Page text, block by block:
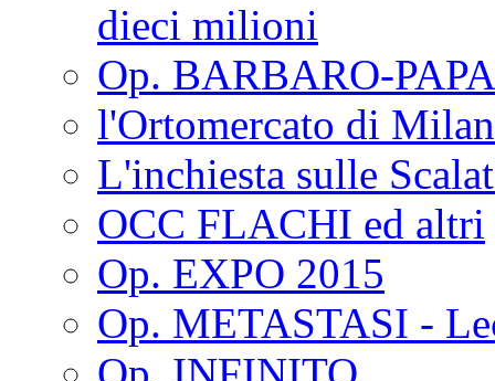
dieci milioni
Op. BARBARO-
l'Ortomercato di
L'inchiesta sulle
OCC FLACHI ed altri
Op. EXPO 2015
Op. METASTASI -